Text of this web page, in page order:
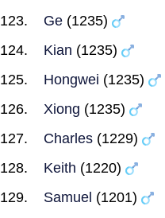
Ge (1235)
Kian (1235)
Hongwei (1235)
Xiong (1235)
Charles (1229)
Keith (1220)
Samuel (1201)